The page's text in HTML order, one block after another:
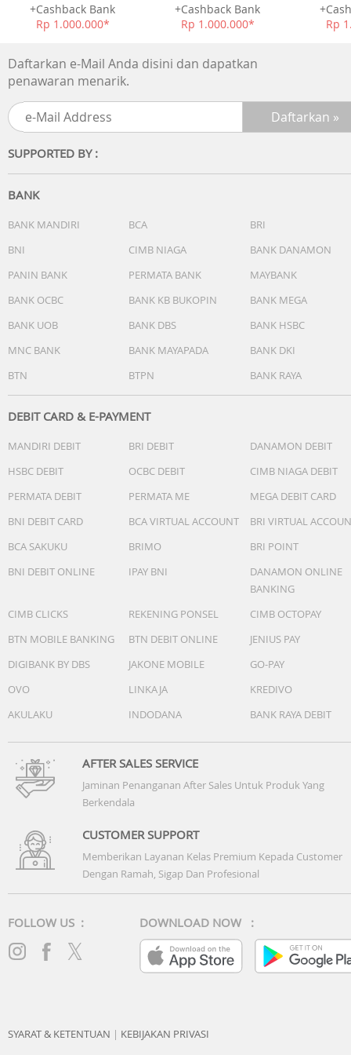
Rendah
Gaya Ledakan: Mode Panas/Dingin + Kecepatan Udara
SPESIFIKASI
Motor : Motor berkecepatan tinggi 110.000 rpm
Kecepatan Aliran Udara: 65m/s
Mode Operasi: Empat suhu, dua kecepatan
Nilai Tegangan: 220-240V
Nilai Frekuensi: 50/60Hz
Kebisingan: =75dB
Indikator Lampu: Warna mode suhu pada tombol
APA YANG ADA DI DALAM KOTAK
1 x Panduan Pengguna
Others
+Cashback Bank
Rp 1.000.000*
+Cashback Bank
Rp 1.000.000*
Rp
Daftarkan e-Mail Anda disini dan dapatkan
penawaran menarik.
SUPPORTED BY :
BANK
BANK MANDIRI BCA
BRI
BNI
CIMB NIAGA
BANK DANAMON
PANIN BANK
PERMATA BANK
MAYBANK
BANK OCBC
BANK KB BUKOPIN
BANK MEGA
BANK UOB
BANK DBS
BANK HSBC
MNC BANK
BANK MAYAPADA
BANK DKI
BTN
BTPN BANK RAYA
DEBIT CARD & E-PAYMENT
MANDIRI DEBIT BRI DEBIT
DANAMON DEBIT
HSBC DEBIT
OCBC DEBIT
CIMB NIAGA DEBIT
PERMATA DEBIT
PERMATA ME
MEGA DEBIT CARD
BNI DEBIT CARD
BCA VIRTUAL ACCOUNT
BRI VIRTUAL
BCA SAKUKU
BRIMO
BRI POINT
BNI DEBIT ONLINE
IPAY BNI
DANAMON ONLINE
BANKING
CIMB CLICKS
REKENING PONSEL
CIMB OCTOPAY
BTN MOBILE BANKING
BTN DEBIT ONLINE
JENIUS PAY
DIGIBANK BY DBS
JAKONE MOBILE
GO-PAY
OVO
LINKAJA
KREDIVO
AKULAKU
INDODANA BANK RAYA DEBIT
AFTER SALES SERVICE
Jaminan Penanganan After Sales Untuk Produk Yang
Berkendala
CUSTOMER SUPPORT
Memberikan Layanan Kelas Premium Kepada Customer
Dengan Ramah, Sigap Dan Profesional
FOLLOW US : DOWNLOAD NOW :
SYARAT & KETENTUAN | KEBIJAKAN PRIVASI